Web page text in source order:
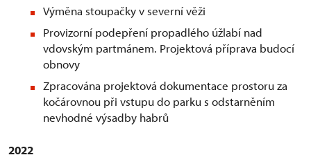
Výměna stoupačky v severní věži
Provizorní podepření propadlého úžlabí nad
vdovským partmánem. Projektová příprava budocí
obnovy
Zpracována projektová dokumentace prostoru za
kočárovnou při vstupu do parku s odstarněním
nevhodné výsadby habrů
2022